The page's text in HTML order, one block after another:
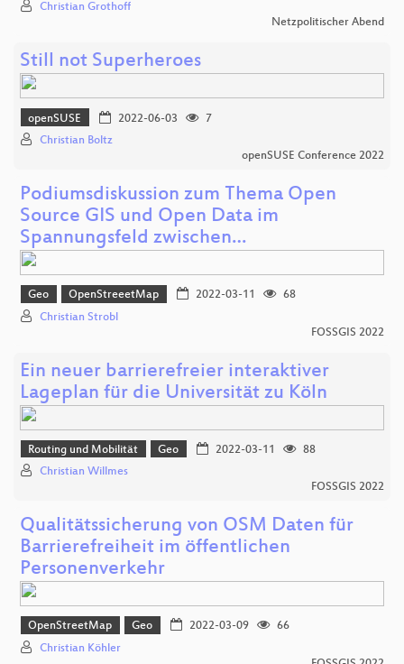
Christian Grothoff
Netzpolitischer Abend
Still not Superheroes
openSUSE 2022-06-03
7
Christian Boltz
openSUSE Conference 2022
Podiumsdiskussion zum Thema Open
Source GIS und Open Data im
Spannungsfeld zwischen…
Geo OpenStreeetMap 2022-03-11
68
Christian Strobl
FOSSGIS 2022
Ein neuer barrierefreier interaktiver
Lageplan für die Universität zu Köln
Routing und Mobilität Geo 2022-03-11
88
Christian Willmes
FOSSGIS 2022
Qualitätssicherung von OSM Daten für
Barrierefreiheit im öffentlichen
Personenverkehr
OpenStreetMap Geo 2022-03-09
66
Christian Köhler